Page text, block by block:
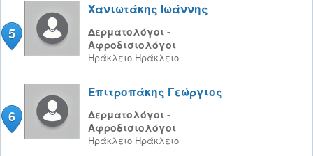
5
Χανιωτάκης Ιωάννης
Δερματολόγοι -
Αφροδισιολόγοι
Ηράκλειο Ηράκλειο
6
Επιτροπάκης Γεώργιος
Δερματολόγοι -
Αφροδισιολόγοι
Ηράκλειο Ηράκλειο